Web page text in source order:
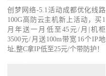
创梦网络-5.1活动成都优化线路
100G高防云主机新上活动，买1
月年送一月低至45元/月|机柜
3500元/月送100m带宽16个IP地
址,整C拿IP低至25元/个带防护！